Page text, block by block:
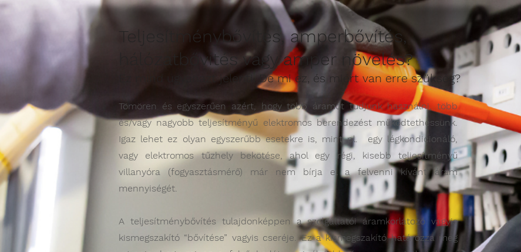
Teljesítménybővítés, amperbővítés,
hálózatbővítés vagy amper növelés?
Ez mind ugyanazt jelenti. De mi ez, és miért van erre szükség?
Tömören és egyszerűen azért, hogy több áramot tudjunk használni, több
és/vagy nagyobb teljesítményű elektromos berendezést működtethessünk.
Igaz lehet ez olyan egyszerűbb esetekre is, mint pl. egy légkondicionáló,
vagy elektromos tűzhely bekötése, ahol egy régi, kisebb teljesítményű
villanyóra (fogyasztásmérő) már nem bírja el a felvenni kívánt áram
mennyiségét.
A teljesítménybővítés tulajdonképpen a szolgáltatói áramkorlátozó vagyis
kismegszakító “bővítése” vagyis cseréje. Ez a kismegszakító határozza meg